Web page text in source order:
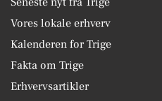
Vores lokale erhverv
Kalenderen for Trige
Fakta om Trige
Erhvervsartikler